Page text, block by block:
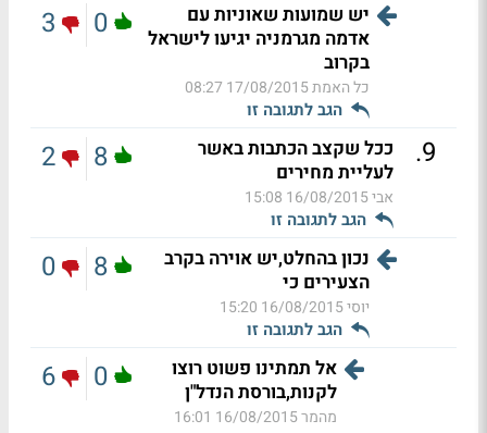
יש שמועות שאוניות עם
אדמה מגרמניה יגיעו לישראל
בקרוב
כל האמת17/08/2015 08:27
הגב לתגובה זו
0
3
9
.
ככל שקצב הכתבות באשר
לעליית מחירים
אבי16/08/2015 15:08
הגב לתגובה זו
8
2
נכון בהחלט,יש אוירה בקרב
הצעירים כי
יוסי16/08/2015 15:20
הגב לתגובה זו
8
0
אל תמתינו פשוט רוצו
לקנות,בורסת הנדל"ן
מהמר16/08/2015 16:01
0
6